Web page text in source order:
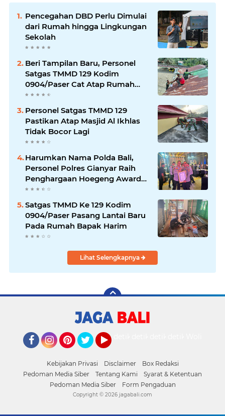
Pencegahan DBD Perlu Dimulai
dari Rumah hingga Lingkungan
Sekolah
Beri Tampilan Baru, Personel
Satgas TMMD 129 Kodim
0904/Paser Cat Atap Rumah
Marbot
Personel Satgas TMMD 129
Pastikan Atap Masjid Al Ikhlas
Tidak Bocor Lagi
Harumkan Nama Polda Bali,
Personel Polres Gianyar Raih
Penghargaan Hoegeng Awards
2026
Satgas TMMD Ke 129 Kodim
0904/Paser Pasang Lantai Baru
Pada Rumah Bapak Harim
Lihat Selengkapnya
Kebijakan Privasi Disclaimer
Box Redaksi
Pedoman Media Siber
Tentang Kami
Syarat & Ketentuan
Pedoman Media Siber
Form Pengaduan
Copyright © 2026 jagabali.com